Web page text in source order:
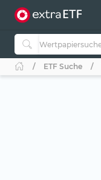
ETF Suche